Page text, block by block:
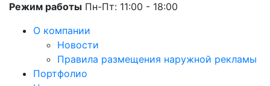
Режим работы Пн-Пт: 11:00 - 18:00
О компании
Новости
Правила размещения наружной рекламы
Портфолио